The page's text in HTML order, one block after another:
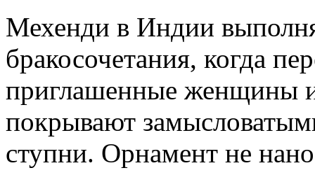
Мехенди в Индии
бракосочетания, когда
приглашенные женщины
покрывают
ступни. Орнамент не